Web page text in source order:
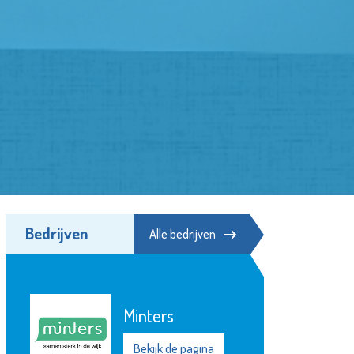
Bedrijven Alle bedrijven
St.-Jozefmavo
Bekijk de pagina